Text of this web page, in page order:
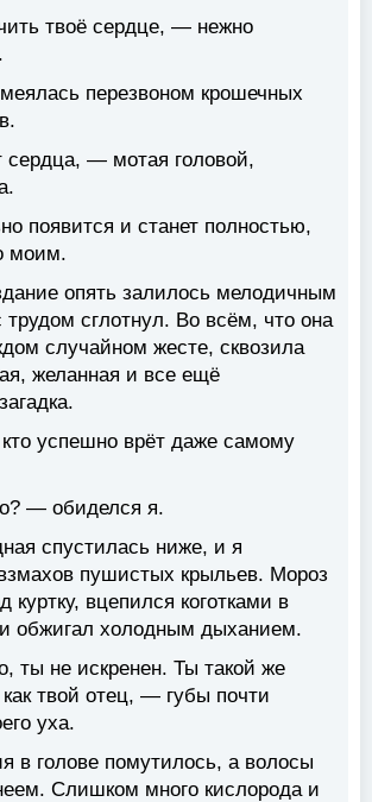
твоё сердце, — нежно
перезвоном крошечных
— мотая головой,
появится и станет полностью,
моим.
опять залилось мелодичным
сглотнул. Во всём, что она
случайном жесте, сквозила
желанная и все ещё
успешно врёт даже самому
— обиделся я.
спустилась ниже, и я
пушистых крыльев. Мороз
куртку, вцепился коготками в
обжигал холодным дыханием.
ты не искренен. Ты такой же
твой отец, — губы почти
уха.
в голове помутилось, а волосы
Слишком много кислорода и